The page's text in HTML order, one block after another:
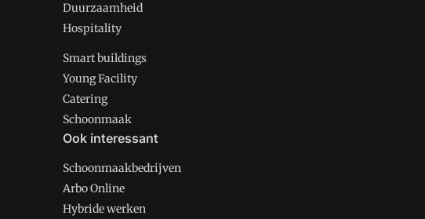
Duurzaamheid
Hospitality
Smart buildings
Young Facility
Catering
Schoonmaak
Ook interessant
Schoonmaakbedrijven
Arbo Online
Hybride werken